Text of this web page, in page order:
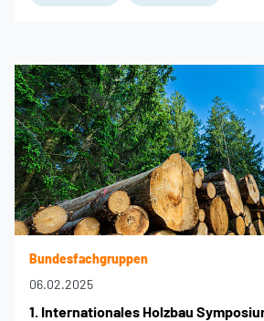
Bundesfachgruppen
06.02.2025
1. Internationales Holzbau